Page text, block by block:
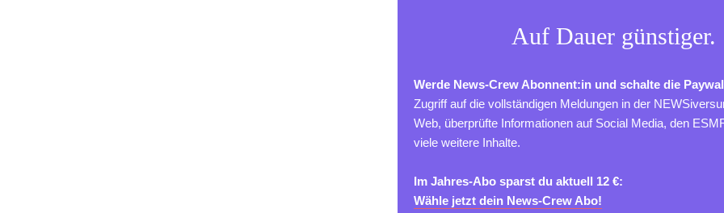
Auf Dauer günstiger.
Werde News-Crew Abonnent:in und schalte die
Zugriff auf die vollständigen Meldungen in der
Web, überprüfte Informationen auf Social Media, den
viele weitere Inhalte.
Im Jahres-Abo sparst du aktuell 12 €:
Wähle jetzt dein News-Crew Abo!